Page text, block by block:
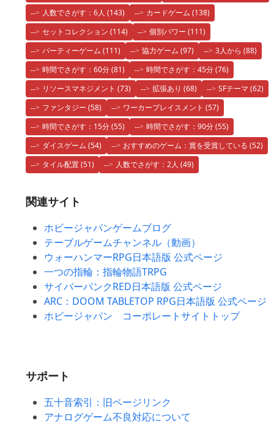
人数でさがす：6人 (143) カードゲーム (138)
セットコレクション (114) 個別パワー (111)
パーティーゲーム (111) 協力ゲーム (97) 3人から (88)
時間でさがす：60分(81) 時間でさがす：45分(76)
リソースマネジメント (73) 拡張あり (68) SFテーマ (62)
ファンタジー (58) ワーカープレイスメント (57)
時間でさがす：15分(55) 時間でさがす：90分(55)
ダイスゲーム (54) おすすめのゲーム：賞を受賞している (52)
タイル配置(51) 人数でさがす：2人 (49)
関連サイト
ホビージャパンゲームブログ
テーブルゲームチャンネル（動画）
ウォーハンマーRPG日本語版 公式ページ
一つの指輪：指輪物語TRPG
サイバーパンクRED日本語版 公式ページ
ARC：DOOM TABLETOP RPG日本語版 公式ページ
ホビージャパン コーポレートサイトトップ
サポート
五十音索引：旧ページリンク
アナログゲーム不良対応について